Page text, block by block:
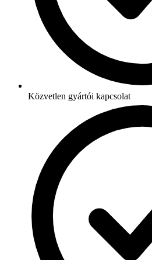
Közvetlen gyártói kapcsolat